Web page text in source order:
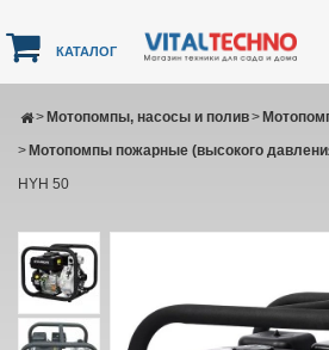
КАТАЛОГ
Мотопомпы, насосы и полив
>
>
Мотопомпы пожарные (высокого
>
HYH 50